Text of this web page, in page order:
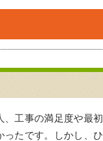
工事の満足度や最
たです。しかし、